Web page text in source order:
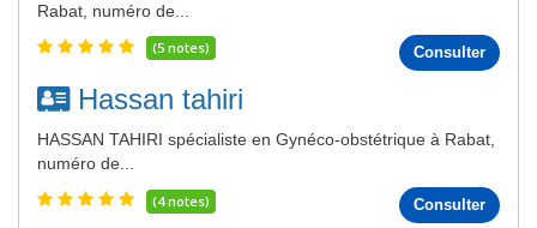
Rabat, numéro de...
(5 notes) Consulter
Hassan tahiri
HASSAN TAHIRI spécialiste en Gynéco-obstétrique à Rabat,
numéro de...
(4 notes) Consulter